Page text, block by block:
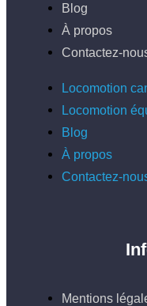
Blog
À propos
Contactez-
Locomotion
Locomotion
Blog
À propos
Contactez-
Mentions